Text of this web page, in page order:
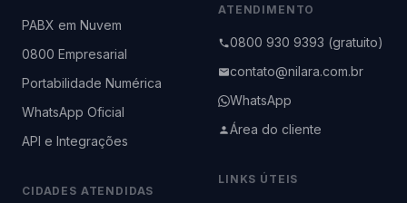
PABX em Nuvem
0800 Empresarial
Portabilidade Numérica
WhatsApp Oficial
API e Integrações
CIDADES ATENDIDAS
ATENDIMENTO
0800 930 9393 (gratuito)
contato@nilara.com.br
WhatsApp
Área do cliente
LINKS ÚTEIS